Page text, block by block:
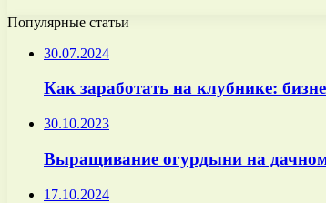
Популярные статьи
30.07.2024
Как заработать на клубнике:
30.10.2023
Выращивание огурдыни на дачном
17.10.2024